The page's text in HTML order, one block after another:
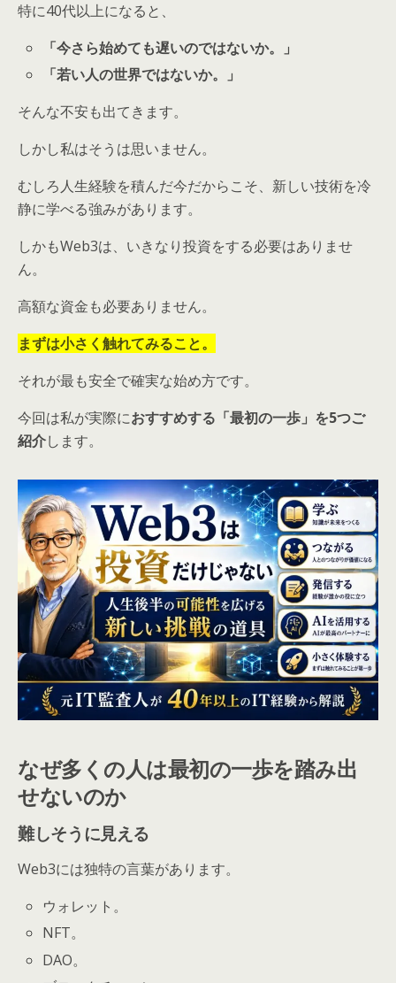
特に40代以上になると、
「今さら始めても遅いのではないか。」
「若い人の世界ではないか。」
そんな不安も出てきます。
しかし私はそうは思いません。
むしろ人生経験を積んだ今だからこそ、新しい技術を冷
静に学べる強みがあります。
しかもWeb3は、いきなり投資をする必要はありませ
ん。
高額な資金も必要ありません。
まずは小さく触れてみること。
それが最も安全で確実な始め方です。
今回は私が実際におすすめする「最初の一歩」を5つご
紹介します。
なぜ多くの人は最初の一歩を踏み出
せないのか
難しそうに見える
Web3には独特の言葉があります。
ウォレット。
NFT。
DAO。